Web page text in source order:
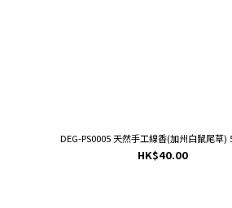
DEG-PS0005 天然手工線香(加州白鼠尾草)
HK$40.00